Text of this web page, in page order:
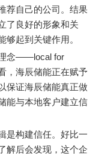
荐自己的公司。结果
了良好的形象和关
起到关键作用。
念——local for
，海辰储能正在赋予
保证海辰储能真正做
能与本地客户建立信
构建信任。好比一
解后会发现，这个企